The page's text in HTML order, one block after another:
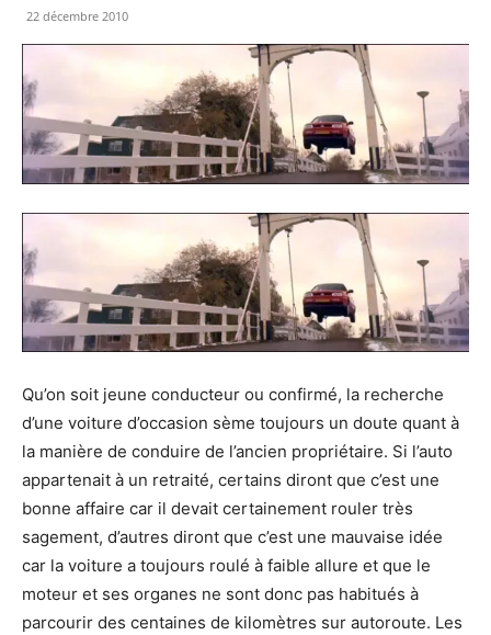
22 décembre 2010
Qu’on soit jeune conducteur ou confirmé, la recherche
d’une voiture d’occasion sème toujours un doute quant à
la manière de conduire de l’ancien propriétaire. Si l’auto
appartenait à un retraité, certains diront que c’est une
bonne affaire car il devait certainement rouler très
sagement, d’autres diront que c’est une mauvaise idée
car la voiture a toujours roulé à faible allure et que le
moteur et ses organes ne sont donc pas habitués à
parcourir des centaines de kilomètres sur autoroute. Les